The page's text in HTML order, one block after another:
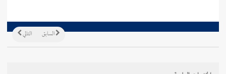
التالي السابق